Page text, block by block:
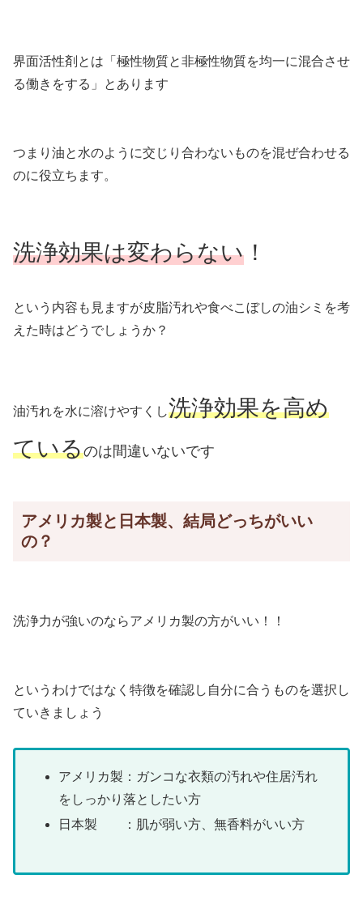
界面活性剤とは「極性物質と非極性物質を均一に混合させ
る働きをする」とあります
つまり油と水のように交じり合わないものを混ぜ合わせる
のに役立ちます。
洗浄効果は変わらない ！
という内容も見ますが皮脂汚れや食べこぼしの油シミを考
えた時はどうでしょうか？
油汚れを水に溶けやすくし洗浄効果を高め
ているのは間違いないです
アメリカ製と日本製、結局どっちがいい
の？
洗浄力が強いのならアメリカ製の方がいい！！
というわけではなく特徴を確認し自分に合うものを選択し
ていきましょう
アメリカ製：ガンコな衣類の汚れや住居汚れ
をしっかり落としたい方
日本製 ：肌が弱い方、無香料がいい方